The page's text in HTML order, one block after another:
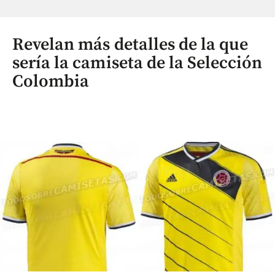
Revelan más detalles de la que
sería la camiseta de la Selección
Colombia